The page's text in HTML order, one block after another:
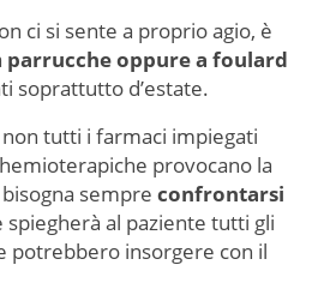
ci si sente a proprio agio, è
parrucche oppure a foulard
soprattutto d’estate.
non tutti i farmaci impiegati
provocano la
sempre confrontarsi
spiegherà al paziente tutti gli
potrebbero insorgere con il